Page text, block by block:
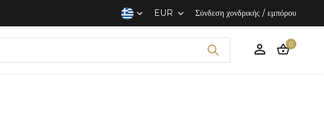
EUR Σύνδεση χονδρικής / εμπόρου
0